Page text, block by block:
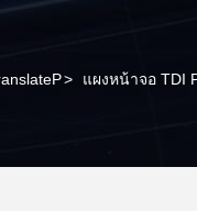
> แผงหน้าจอ TDI